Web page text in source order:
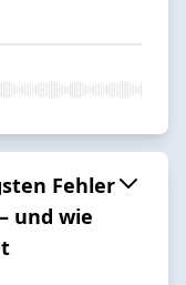
Fehler
und wie